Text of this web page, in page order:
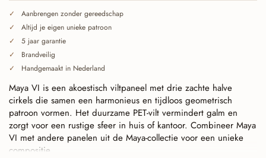
Aanbrengen zonder gereedschap
Altijd je eigen unieke patroon
5 jaar garantie
Brandveilig
Handgemaakt in Nederland
Maya VI is een akoestisch viltpaneel met drie zachte halve
cirkels die samen een harmonieus en tijdloos geometrisch
patroon vormen. Het duurzame PET-vilt vermindert galm en
zorgt voor een rustige sfeer in huis of kantoor. Combineer Maya
VI met andere panelen uit de Maya-collectie voor een unieke
compositie.